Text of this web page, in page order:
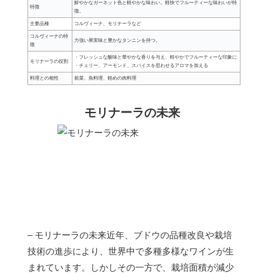
特徴
鮮やかなガーネット色と軽やかな味わい。軽快でフルーティーな味わいが特
徴。
主要品種 コルヴィーナ、モリナーラなど
コルヴィーナの特
徴
力強い果実味と豊かなタンニンを持つ。
モリナーラの役割
・フレッシュな酸味と華やかな香りを与え、軽やかでフルーティーな印象に
・チェリー、アーモンド、スパイスを思わせるアロマを加える
料理との相性 前菜、魚料理、軽めの肉料理
モリナーラの未来
– モリナーラの未来近年、ブドウの品種改良や栽培
技術の進歩により、世界中で多種多様なワインが生
まれています。しかしその一方で、栽培面積が減少